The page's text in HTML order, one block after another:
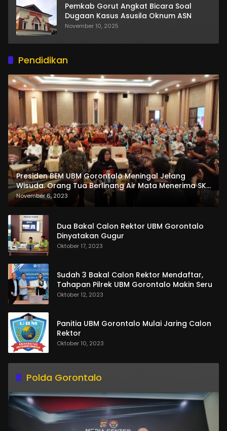
Pemkab Gorut Angkat Bicara Soal
Dugaan Kasus Asusila Oknum ASN
November 10, 2025
Pendidikan
Presiden BEM UBM Gorontalo Meningal Jelang
Wisuda. Orang Tua Berlinang Air Mata Menerima SKL
dan Pemasangan Salempang
November 6, 2023
Dua Bakal Calon Rektor UBM Gorontalo
Dinyatakan Gugur
Oktober 17, 2023
Sudah 3 Bakal Calon Rektor Mendaftar,
Tahapan Pilrek UBM Gorontalo Makin Seru
Oktober 12, 2023
Panitia UBM Gorontalo Mulai Jaring Calon
Rektor
Oktober 10, 2023
Polda Gorontalo